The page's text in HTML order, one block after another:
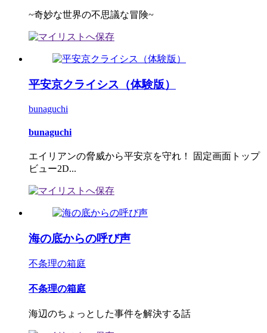
~奇妙な世界の不思議な冒険~
平安京クライシス（体験版）
bunaguchi
bunaguchi
エイリアンの脅威から平安京を守れ！ 固定画面トップ
ビュー2D...
海の底からの呼び声
不条理の箱庭
不条理の箱庭
海辺のちょっとした事件を解決する話